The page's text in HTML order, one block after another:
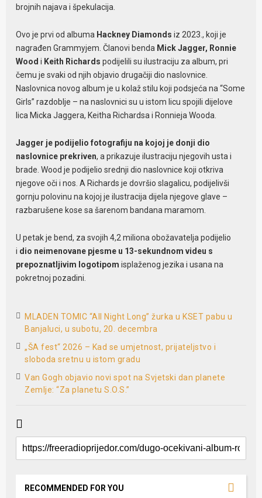
brojnih najava i špekulacija.
Ovo je prvi od albuma Hackney Diamonds iz 2023., koji je
nagrađen Grammyjem. Članovi benda Mick Jagger, Ronnie
Wood i Keith Richards podijelili su ilustraciju za album, pri
čemu je svaki od njih objavio drugačiji dio naslovnice.
Naslovnica novog album je u kolaž stilu koji podsjeća na “Some
Girls” razdoblje – na naslovnici su u istom licu spojili dijelove
lica Micka Jaggera, Keitha Richardsa i Ronnieja Wooda.
Jagger je podijelio fotografiju na kojoj je donji dio
naslovnice prekriven, a prikazuje ilustraciju njegovih usta i
brade. Wood je podijelio srednji dio naslovnice koji otkriva
njegove oči i nos. A Richards je dovršio slagalicu, podijelivši
gornju polovinu na kojoj je ilustracija dijela njegove glave –
razbarušene kose sa šarenom bandana maramom.
U petak je bend, za svojih 4,2 miliona obožavatelja podijelio
i dio neimenovane pjesme u 13-sekundnom videu s
prepoznatljivim logotipom isplaženog jezika i usana na
pokretnoj pozadini.
MLADEN TOMIC “All Night Long” žurka u KSET pabu u
Banjaluci, u subotu, 20. decembra
„ŠA fest“ 2026 – Kad se umjetnost, prijateljstvo i
sloboda sretnu u istom gradu
Van Gogh objavio novi spot na Svjetski dan planete
Zemlje: “Za planetu S.O.S.”
RECOMMENDED FOR YOU